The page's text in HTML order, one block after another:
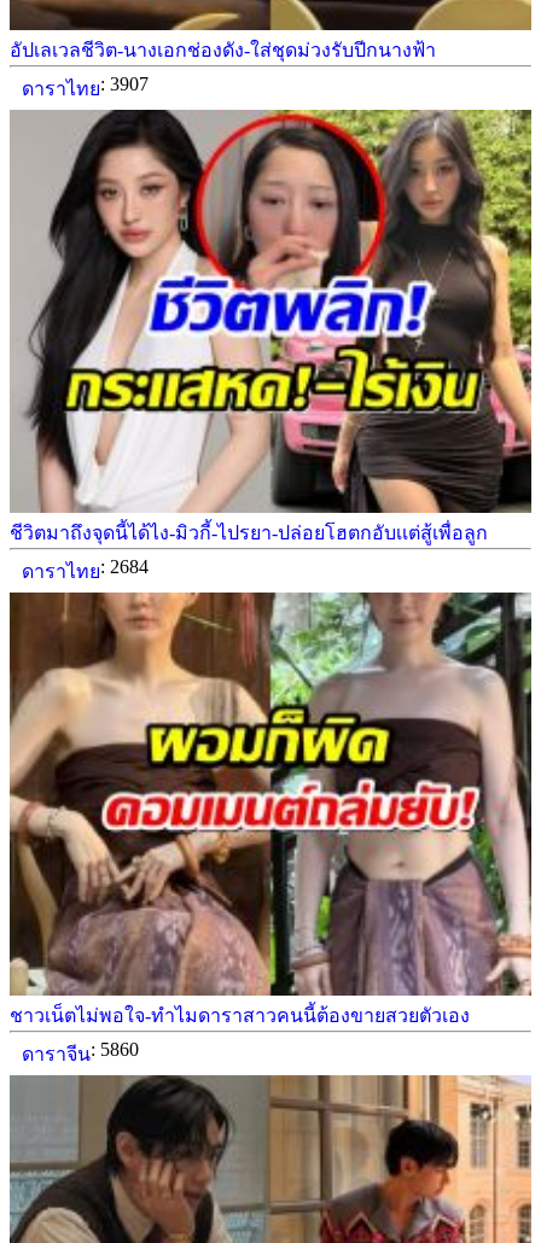
อัปเลเวลชีวิต-นางเอกช่องดัง-ใส่ชุดม่วงรับปีกนางฟ้า
ดาราไทย: 3907
ชีวิตมาถึงจุดนี้ได้ไง-มิวกี้-ไปรยา-ปล่อยโฮตกอับเเต่สู้เพื่อลูก
ดาราไทย: 2684
ชาวเน็ตไม่พอใจ-ทำไมดาราสาวคนนี้ต้องขายสวยตัวเอง
ดาราจีน: 5860